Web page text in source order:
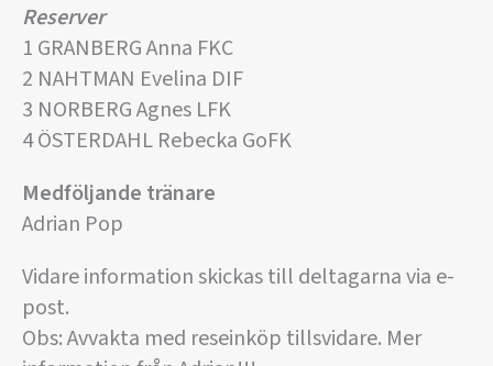
Reserver
1 GRANBERG Anna FKC
2 NAHTMAN Evelina DIF
3 NORBERG Agnes LFK
4 ÖSTERDAHL Rebecka GoFK
Medföljande tränare
Adrian Pop
Vidare information skickas till deltagarna via e-
post.
Obs: Avvakta med reseinköp tillsvidare. Mer